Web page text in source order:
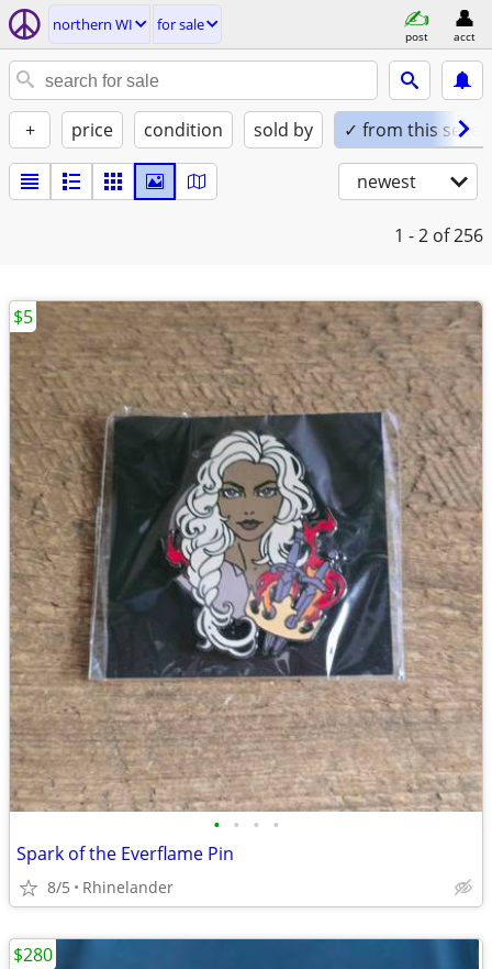
northern WI for sale
post acct
+ price condition sold by ✓ from this seller
newest
1 - 2 of 256
• • • •
Spark of the Everflame Pin
8/5 Rhinelander
$5
$280